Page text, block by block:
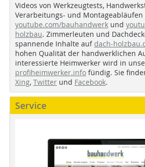
Videos von Werkzeugtests,
Verarbeitungs- und
youtube.com/bauhandwerk und
holzbau. Zimmerleuten und
spannende Inhalte auf dach-
hohen Qualität der handwerklichen
interessierte Heimwerker wird in
profiheimwerker.info fündig. Sie
Xing, Twitter und Facebook.
Service